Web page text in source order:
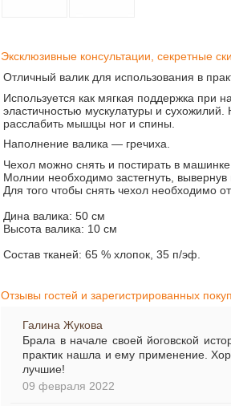
Эксклюзивные консультации, секретные
Отличный валик для использования в
Используется как мягкая поддержка при
эластичностью мускулатуры и
расслабить мышцы ног и спины.
Наполнение валика — гречиха.
Чехол можно снять и постирать в
Молнии необходимо застегнуть, вывернув
Для того чтобы снять чехол
Дина валика: 50 см
Высота валика: 10 см
Состав тканей: 65 % хлопок, 35 п/эф.
Отзывы гостей и зарегистрированных
Галина Жукова
Брала в начале своей йоговской
практик нашла и ему применение.
лучшие!
09 февраля 2022